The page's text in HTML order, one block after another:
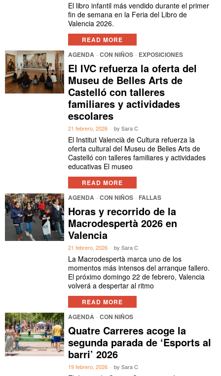
El libro infantil más vendido durante el primer
fin de semana en la Feria del Libro de
Valencia 2026.
READ MORE
AGENDA · CON NIÑOS · EXPOSICIONES
El IVC refuerza la oferta del
Museu de Belles Arts de
Castelló con talleres
familiares y actividades
escolares
21 febrero, 2026 bySara C
El Institut Valencià de Cultura refuerza la
oferta cultural del Museu de Belles Arts de
Castelló con talleres familiares y actividades
educativas El museo
READ MORE
AGENDA · CON NIÑOS · FALLAS
Horas y recorrido de la
Macrodespertà 2026 en
Valencia
21 febrero, 2026 bySara C
La Macrodespertà marca uno de los
momentos más intensos del arranque fallero.
El próximo domingo 22 de febrero, Valencia
volverá a despertar al ritmo
READ MORE
AGENDA · CON NIÑOS
Quatre Carreres acoge la
segunda parada de ‘Esports al
barri’ 2026
19 febrero, 2026 bySara C